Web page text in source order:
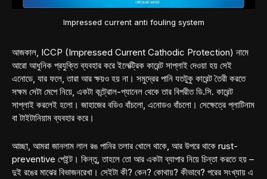
Impressed current anti fouling system
আজকাল, ICCP (Impressed Current Cathodic Protection) নামে
আরো আধুনিক প্রযুক্তি ব্যবহার করে ইলেক্ট্রিক কারেন্ট সাপ্লাই দেওয়া হয় সেই
এনোডে, যার ফলে, তারা আর ক্ষয়ও হয় না। সমুদ্রের পানি যতটুকু কারেন্ট তৈরী করতে
সক্ষম সেটা মেপে নিয়ে, একটা কন্ট্রোল-প্যানেল থেকে তার বিপরীত ডি.সি. কারেন্ট
সাপ্লাই করলেই হলো। জাহাজের বডিও বাঁচলো, এনোডও বাঁচলো। সেক্ষেত্রে প্লাটিনাম
বা টাইটানিয়াম ব্যবহার করে।
আচ্ছা, আমরা জানলাম লাল রঙ পানির তলার খোলে থাকে, আর উপরে থাকে rust-
preventive পেইন্ট। কিন্তু, তাহলে তো আর একটা ব্যাপার নিয়ে চিন্তা করতে হয় –
দুই রঙের মাঝের বিভাজনরেখা। সেইটা কী? কেন? কোথায়? কীভাবে? পরের সংখ্যায় এ